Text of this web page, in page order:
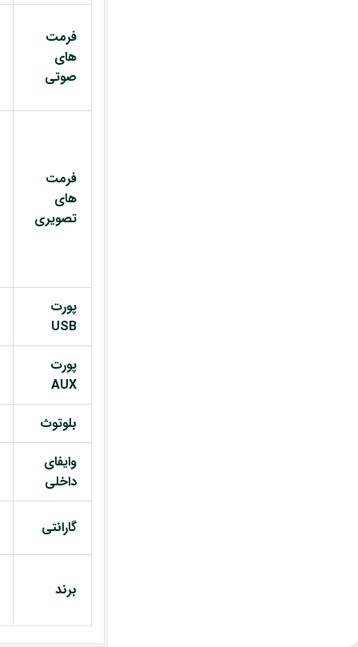
فرمت
های
صوتی
فرمت
های
تصویری
پورت
USB
پورت
AUX
بلوتوث
وایفای
داخلی
گارانتی
برند